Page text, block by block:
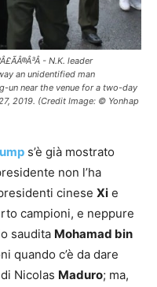
- N.K. leader
an unidentified man
un near the venue for a two-day
2019. (Credit Image: © Yonhap
s’è già mostrato
non l’ha
cinese Xi e
campioni, e neppure
saudita Mohamad bin
quando c’è da dare
Nicolas Maduro; ma,